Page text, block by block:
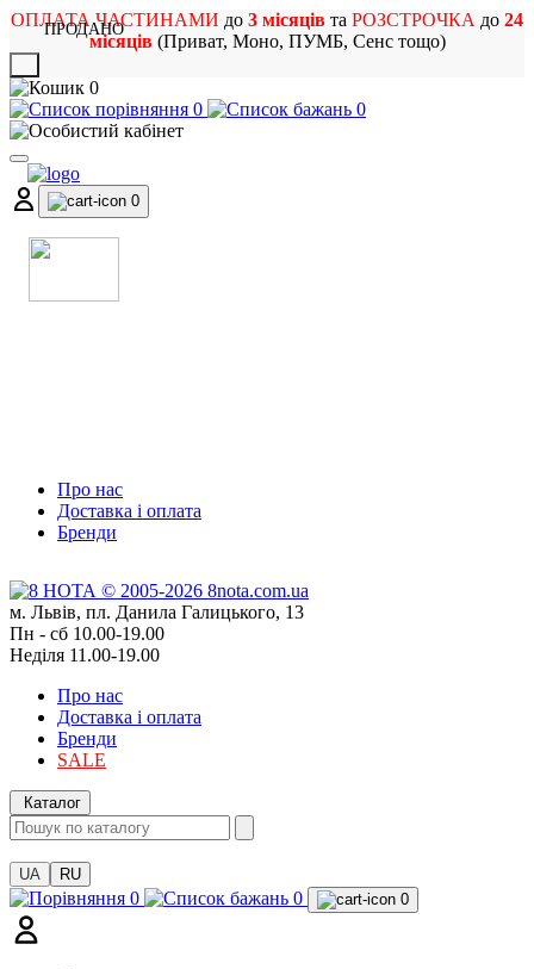
ОПЛАТА ЧАСТИНАМИ до 3 місяців та РОЗСТРОЧКА до 24
місяців(Приват, Моно, ПУМБ, Сенс тощо)
0
0
0
0
Про нас
Доставка і оплата
Бренди
м. Львів, пл. Данила Галицького, 13
Пн - сб 10.00-19.00
Неділя 11.00-19.00
Про нас
Доставка і оплата
Бренди
SALE
Каталог
UA RU
0 0 0
ПРОДАНО